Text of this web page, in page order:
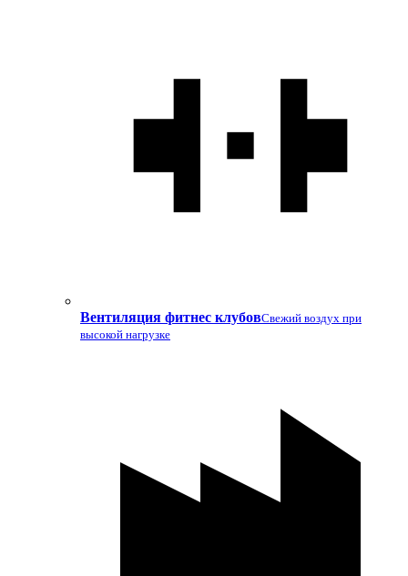
Вентиляция фитнес клубовСвежий воздух при
высокой нагрузке